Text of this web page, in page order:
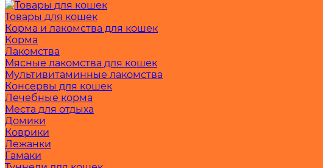
Товары для кошек
Корма и лакомства для кошек
Корма
Лакомства
Мясные лакомства для кошек
Мультивитаминные лакомства
Консервы для кошек
Лечебные корма
Места для отдыха
Домики
Коврики
Лежанки
Гамаки